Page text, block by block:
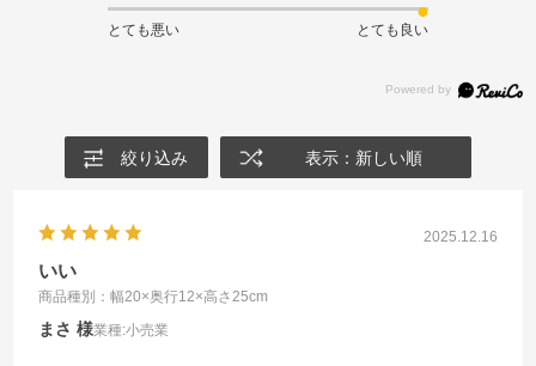
とても悪い とても良い
絞り込み 表示：新しい順
2025.12.16
いい
商品種別：幅20×奥行12×高さ25cm
まさ 業種:小売業